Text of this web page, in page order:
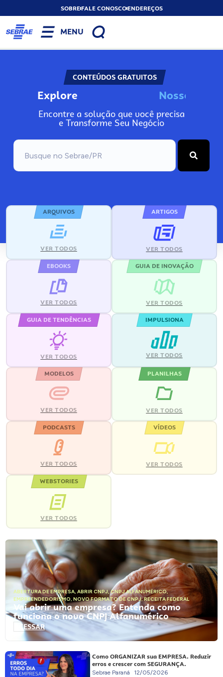
SOBREFALE CONOSCOENDEREÇOS
MENU
CONTEÚDOS GRATUITOS
Explore Nosso
Encontre a solução que você precisa
e Transforme Seu Negócio
ARQUIVOS
VER TODOS
ARTIGOS
VER TODOS
EBOOKS
VER TODOS
GUIA DE INOVAÇÃO
VER TODOS
GUIA DE TENDÊNCIAS
VER TODOS
IMPULSIONA
VER TODOS
MODELOS
VER TODOS
PLANILHAS
VER TODOS
PODCASTS
VER TODOS
VÍDEOS
VER TODOS
WEBSTORIES
VER TODOS
ABERTURA DE EMPRESA, ABRIR CNPJ,CNPJ ALFANUMÉRICO,
EMPREENDEDORISMO, NOVO FORMATO DE CNPJ,RECEITA FEDERAL
Vai abrir uma empresa? Entenda como
funciona o novo CNPJ Alfanumérico
ACESSAR
Como ORGANIZAR sua EMPRESA. Reduzir
erros e crescer com SEGURANÇA.
Sebrae Paraná 12/05/2026